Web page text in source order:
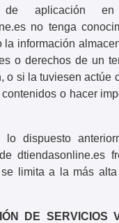
de aplicación
no tenga
la información
o derechos de un
o si la tuviesen actúe
o hacer
dispuesto
dtiendasonline.es
limita a la más
DE SERVICIOS